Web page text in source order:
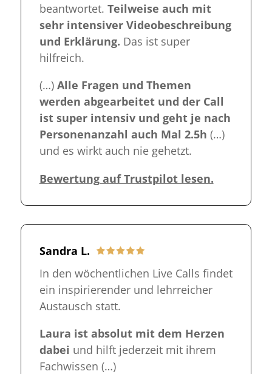
beantwortet. Teilweise auch mit
sehr intensiver Videobeschreibung
und Erklärung. Das ist super
hilfreich.
(…) Alle Fragen und Themen
werden abgearbeitet und der Call
ist super intensiv und geht je nach
Personenanzahl auch Mal 2.5h (…)
und es wirkt auch nie gehetzt.
Bewertung auf Trustpilot lesen.
Sandra L.
In den wöchentlichen Live Calls findet
ein inspirierender und lehrreicher
Austausch statt.
Laura ist absolut mit dem Herzen
dabei und hilft jederzeit mit ihrem
Fachwissen (…)